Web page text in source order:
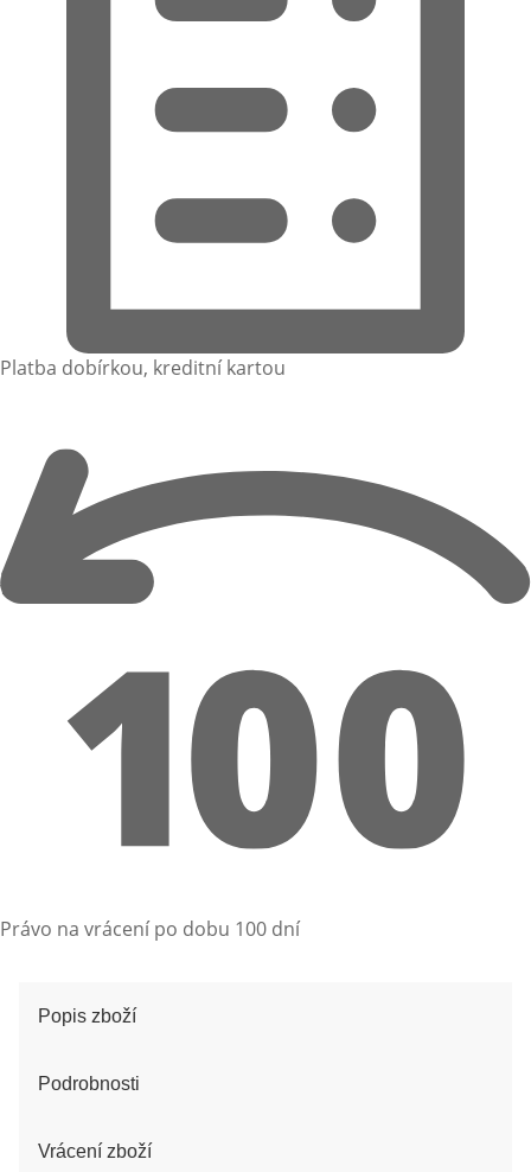
Platba dobírkou, kreditní kartou
Právo na vrácení po dobu 100 dní
Popis zboží
Podrobnosti
Vrácení zboží